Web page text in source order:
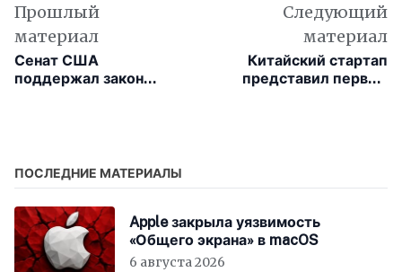
Прошлый
материал
Сенат США
поддержал закон
Следующий
материал
Китайский стартап
представил первую
ПОСЛЕДНИЕ МАТЕРИАЛЫ
Apple закрыла уязвимость
«Общего экрана» в macOS
6 августа 2026